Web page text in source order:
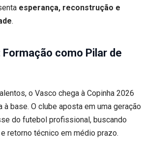
esperança, reconstrução e
.
Formação como Pilar de
o Vasco chega à Copinha 2026
à base. O clube aposta em uma geração
do futebol profissional, buscando
retorno técnico em médio prazo.